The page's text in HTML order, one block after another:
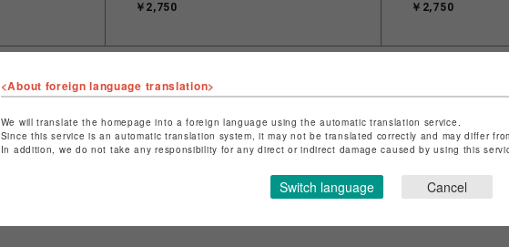
￥2,750
￥2,750
VIEW MORE
VIEW MORE
<About foreign language translation>
We will translate the homepage into a foreign language using the automatic translation service.
Since this service is an automatic translation system, it may not be translated correctly and may differ
In addition, we do not take any responsibility for any direct or indirect damage caused by using this
Switch language Cancel